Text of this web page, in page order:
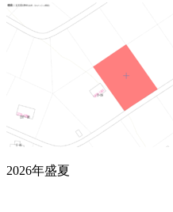
2026年盛夏